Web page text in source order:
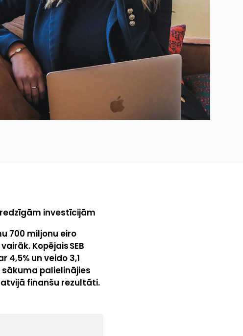
investīcijām
700 miljonu eiro
Kopējais SEB
un veido 3,1
palielinājies
finanšu rezultāti.